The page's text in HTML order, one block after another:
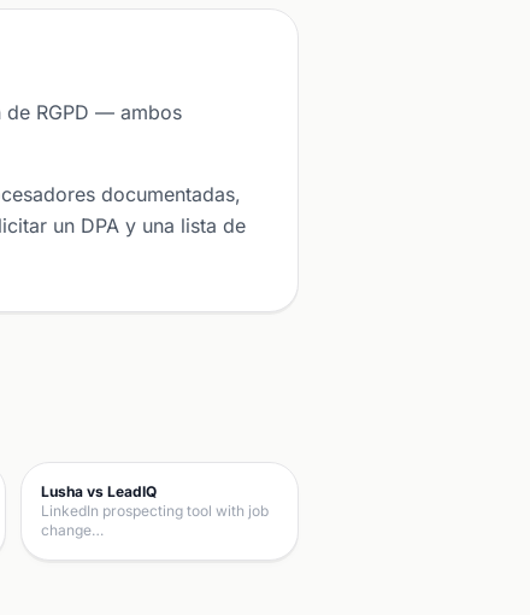
de RGPD — ambos
documentadas,
un DPA y una lista de
Lusha vs LeadIQ
LinkedIn prospecting tool with job
change…